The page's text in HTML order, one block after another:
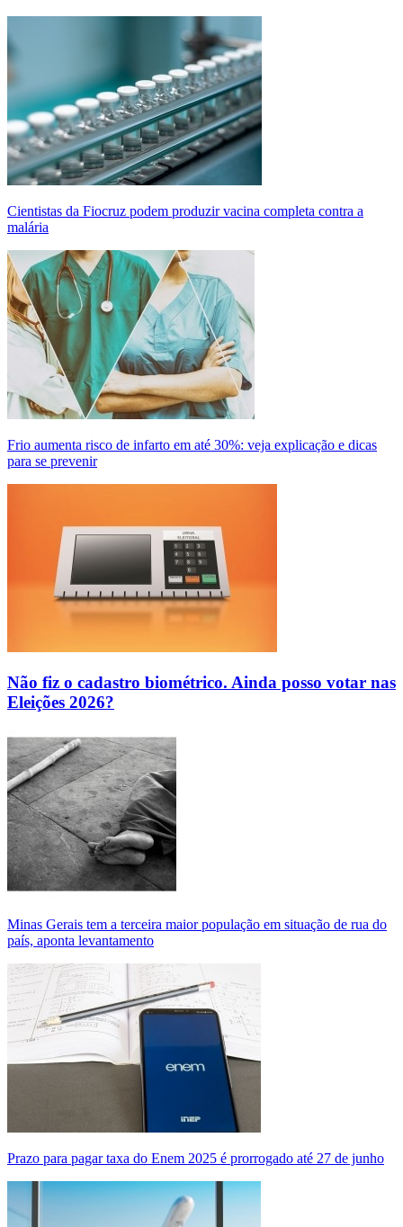
Cientistas da Fiocruz podem produzir vacina completa contra a
malária
Frio aumenta risco de infarto em até 30%: veja explicação e dicas
para se prevenir
Não fiz o cadastro biométrico. Ainda posso votar nas
Eleições 2026?
Minas Gerais tem a terceira maior população em situação de rua do
país, aponta levantamento
Prazo para pagar taxa do Enem 2025 é prorrogado até 27 de junho